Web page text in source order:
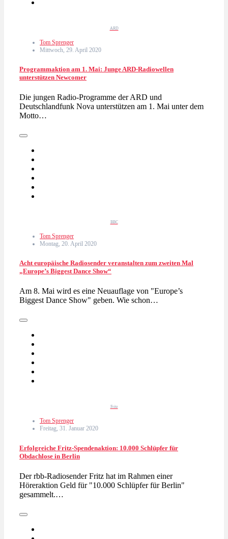
ARD
Tom Sprenger
Mittwoch, 29. April 2020
Programmaktion am 1. Mai: Junge ARD-Radiowellen
unterstützen Newcomer
Die jungen Radio-Programme der ARD und
Deutschlandfunk Nova unterstützen am 1. Mai unter dem
Motto…
BBC
Tom Sprenger
Montag, 20. April 2020
Acht europäische Radiosender veranstalten zum zweiten Mal
„Europe’s Biggest Dance Show“
Am 8. Mai wird es eine Neuauflage von "Europe’s
Biggest Dance Show" geben. Wie schon…
Fritz
Tom Sprenger
Freitag, 31. Januar 2020
Erfolgreiche Fritz-Spendenaktion: 10.000 Schlüpfer für
Obdachlose in Berlin
Der rbb-Radiosender Fritz hat im Rahmen einer
Höreraktion Geld für "10.000 Schlüpfer für Berlin"
gesammelt.…